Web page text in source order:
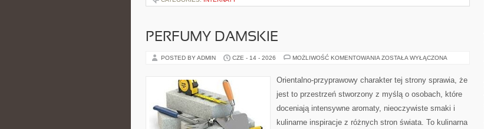
PERFUMY DAMSKIE
POSTED BY ADMIN CZE - 14 - 2026 MOŻLIWOŚĆ KOMENTOWANIA PERFUMY
ZOSTAŁA WYŁĄCZONA
Orientalno-przyprawowy charakter tej strony sprawia, że
jest to przestrzeń stworzony z myślą o osobach, które
doceniają intensywne aromaty, nieoczywiste smaki i
kulinarne inspiracje z różnych stron świata. To kulinarna